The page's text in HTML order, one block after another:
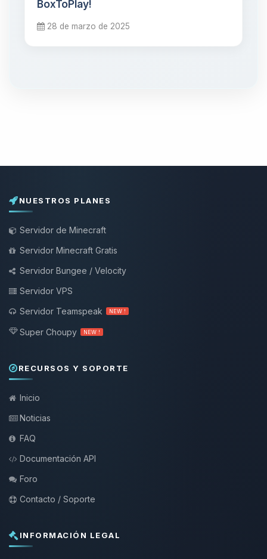
BoxToPlay!
28 de marzo de 2025
NUESTROS PLANES
Servidor de Minecraft
Servidor Minecraft Gratis
Servidor Bungee / Velocity
Servidor VPS
Servidor Teamspeak
NEW !
Super Choupy NEW !
RECURSOS Y SOPORTE
Inicio
Noticias
FAQ
Documentación API
Foro
Contacto / Soporte
INFORMACIÓN LEGAL